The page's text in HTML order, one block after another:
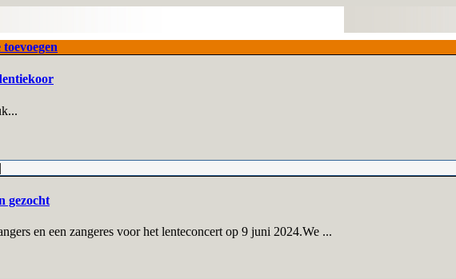
gezocht
en een zangeres voor het lenteconcert op 9 juni 2024.We ...